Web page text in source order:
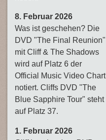
8. Februar 2026
Was ist geschehen? Die
DVD "The Final Reunion"
mit Cliff & The Shadows
wird auf Platz 6 der
Official Music Video Chart
notiert. Cliffs DVD "The
Blue Sapphire Tour" steht
auf Platz 37.
1. Februar 2026